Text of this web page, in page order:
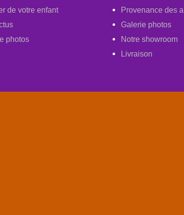
de votre enfant
photos
Provenance des
Galerie photos
Notre showroom
Livraison